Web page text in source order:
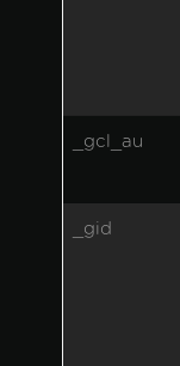
_gcl_au
_gid